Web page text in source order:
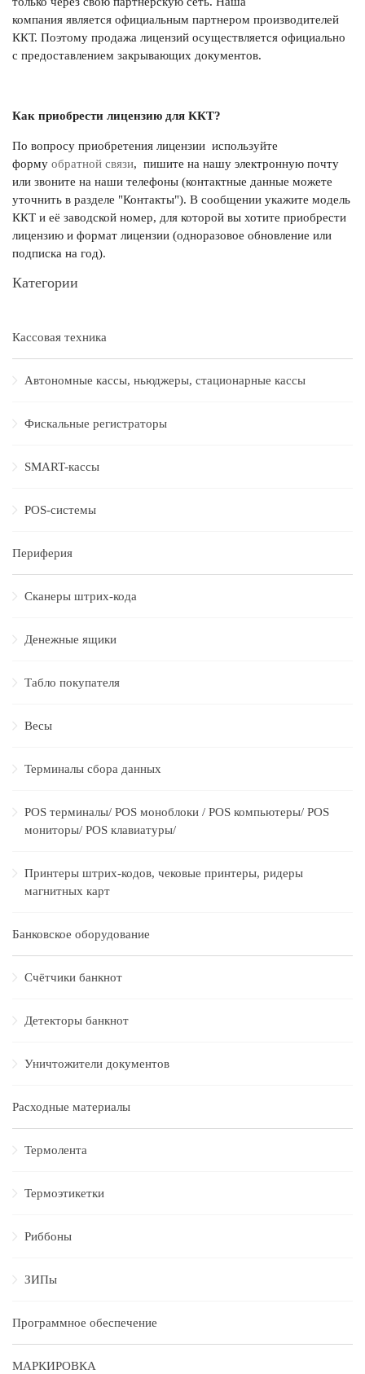
Категории
Кассовая техника
Автономные кассы, ньюджеры, стационарные кассы
Фискальные регистраторы
SMART-кассы
POS-системы
Периферия
Сканеры штрих-кода
Денежные ящики
Табло покупателя
Весы
Терминалы сбора данных
POS терминалы/ POS моноблоки / POS компьютеры/ POS
мониторы/ POS клавиатуры/
Принтеры штрих-кодов, чековые принтеры, ридеры
магнитных карт
Банковское оборудование
Счётчики банкнот
Детекторы банкнот
Уничтожители документов
Расходные материалы
Термолента
Термоэтикетки
Риббоны
ЗИПы
Программное обеспечение
МАРКИРОВКА
компания является официальным партнером производителей
ККТ. Поэтому продажа лицензий осуществляется официально
с предоставлением закрывающих документов.
Как приобрести лицензию для ККТ?
По вопросу приобретения лицензии используйте
форму обратной связи, пишите на нашу электронную почту
или звоните на наши телефоны (контактные данные можете
уточнить в разделе "Контакты"). В сообщении укажите модель
ККТ и её заводской номер, для которой вы хотите приобрести
лицензию и формат лицензии (одноразовое обновление или
подписка на год).